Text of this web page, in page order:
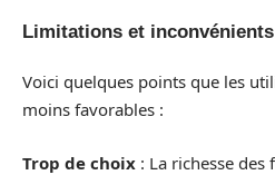
Limitations et
Voici quelques points que les
moins favorables :
Trop de choix : La richesse